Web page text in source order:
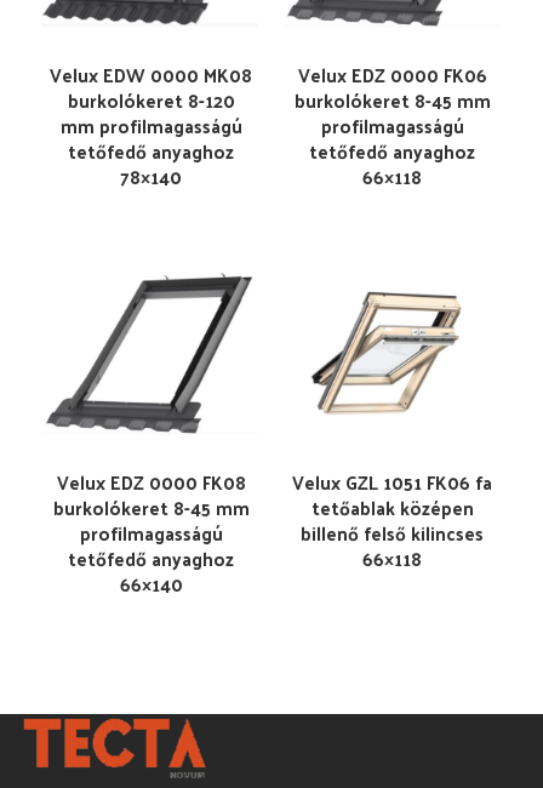
Velux EDW 0000 MK08
burkolókeret 8-120
mm profilmagasságú
tetőfedő anyaghoz
78×140
Velux EDZ 0000 FK06
burkolókeret 8-45 mm
profilmagasságú
tetőfedő anyaghoz
66×118
Velux EDZ 0000 FK08
burkolókeret 8-45 mm
profilmagasságú
tetőfedő anyaghoz
66×140
Velux GZL 1051 FK06 fa
tetőablak középen
billenő felső kilincses
66×118